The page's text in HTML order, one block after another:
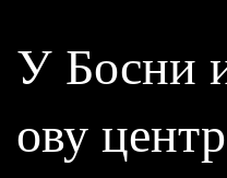
У Босни
ову